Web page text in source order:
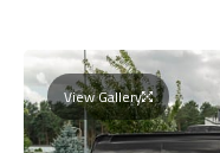
View Gallery